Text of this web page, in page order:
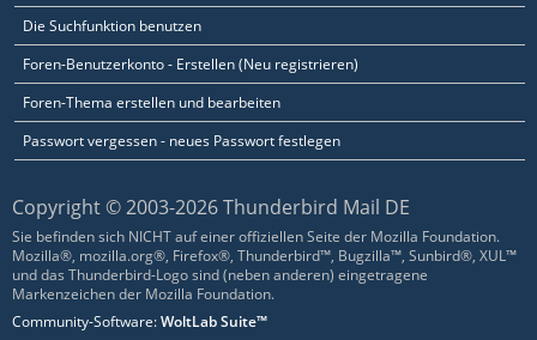
Die Suchfunktion benutzen
Foren-Benutzerkonto - Erstellen (Neu registrieren)
Foren-Thema erstellen und bearbeiten
Passwort vergessen - neues Passwort festlegen
Copyright © 2003-2026 Thunderbird Mail DE
Sie befinden sich NICHT auf einer offiziellen Seite der Mozilla Foundation.
Mozilla®, mozilla.org®, Firefox®, Thunderbird™, Bugzilla™, Sunbird®, XUL™
und das Thunderbird-Logo sind (neben anderen) eingetragene
Markenzeichen der Mozilla Foundation.
Community-Software:WoltLab Suite™